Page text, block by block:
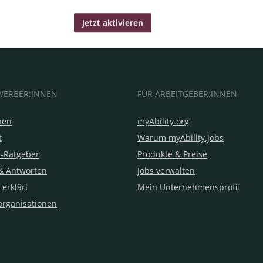
Ratgeber
Antworten
erklärt
FÜR ARBEITGEBER:INNEN
myAbility.org
Warum myAbility.jobs
Produkte & Preise
Jobs verwalten
Mein Unternehmensprofil